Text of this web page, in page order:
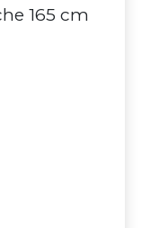
165 cm